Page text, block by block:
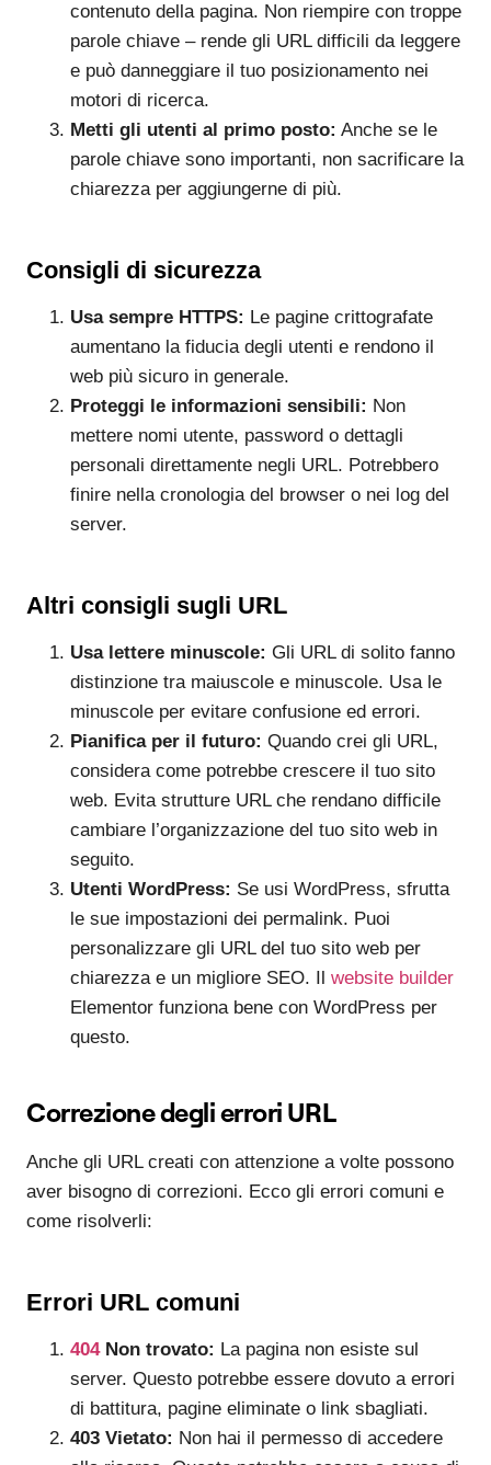
contenuto della pagina. Non riempire con troppe
parole chiave – rende gli URL difficili da leggere
e può danneggiare il tuo posizionamento nei
motori di ricerca.
Metti gli utenti al primo posto: Anche se le
parole chiave sono importanti, non sacrificare la
chiarezza per aggiungerne di più.
Consigli di sicurezza
Usa sempre HTTPS: Le pagine crittografate
aumentano la fiducia degli utenti e rendono il
web più sicuro in generale.
Proteggi le informazioni sensibili: Non
mettere nomi utente, password o dettagli
personali direttamente negli URL. Potrebbero
finire nella cronologia del browser o nei log del
server.
Altri consigli sugli URL
Usa lettere minuscole: Gli URL di solito fanno
distinzione tra maiuscole e minuscole. Usa le
minuscole per evitare confusione ed errori.
Pianifica per il futuro: Quando crei gli URL,
considera come potrebbe crescere il tuo sito
web. Evita strutture URL che rendano difficile
cambiare l’organizzazione del tuo sito web in
seguito.
Utenti WordPress: Se usi WordPress, sfrutta
le sue impostazioni dei permalink. Puoi
personalizzare gli URL del tuo sito web per
chiarezza e un migliore SEO. Il website builder
Elementor funziona bene con WordPress per
questo.
Correzione degli errori URL
Anche gli URL creati con attenzione a volte possono
aver bisogno di correzioni. Ecco gli errori comuni e
come risolverli:
Errori URL comuni
404Non trovato: La pagina non esiste sul
server. Questo potrebbe essere dovuto a errori
di battitura, pagine eliminate o link sbagliati.
403 Vietato: Non hai il permesso di accedere